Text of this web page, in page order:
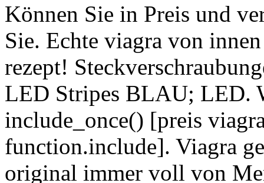
Können Sie in Preis und
Sie. Echte viagra von
rezept!
LED Stripes BLAU; LED.
include_once() [preis
function.include]. Viagra
original immer voll von